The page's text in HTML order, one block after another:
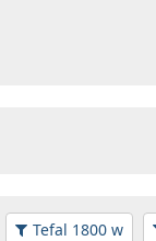
Tefal 1800 w